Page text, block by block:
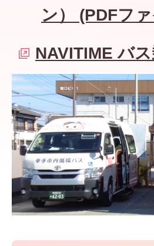
ン） (PDFフ
NAVITIME バ